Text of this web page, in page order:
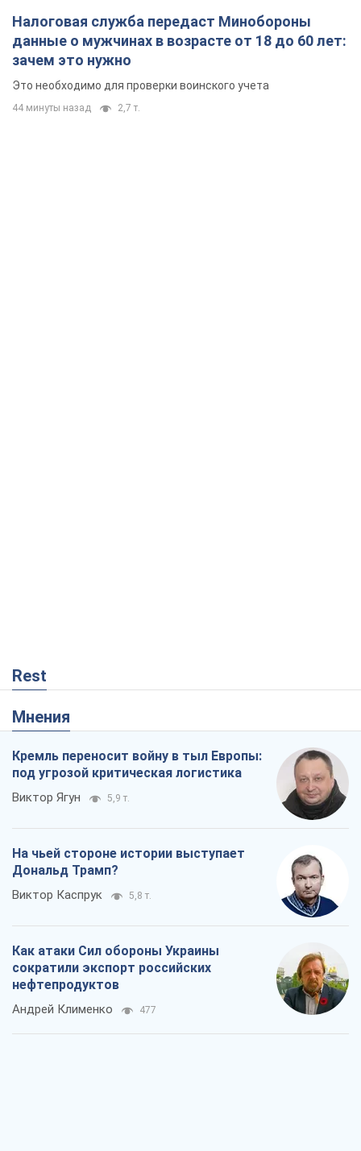
Налоговая служба передаст Минобороны
данные о мужчинах в возрасте от 18 до 60 лет:
зачем это нужно
Это необходимо для проверки воинского учета
44 минуты назад 2,7 т.
Rest
Мнения
Кремль переносит войну в тыл Европы:
под угрозой критическая логистика
Виктор Ягун 5,9 т.
На чьей стороне истории выступает
Дональд Трамп?
Виктор Каспрук 5,8 т.
Как атаки Сил обороны Украины
сократили экспорт российских
нефтепродуктов
Андрей Клименко 477